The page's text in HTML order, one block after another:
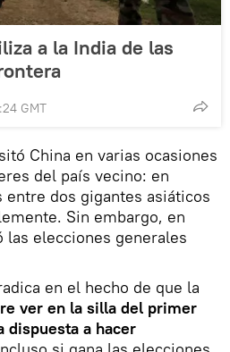
a la India de las
GMT
China en varias ocasiones
del país vecino: en
dos gigantes asiáticos
Sin embargo, en
elecciones generales
en el hecho de que la
ver en la silla del primer
dispuesta a hacer